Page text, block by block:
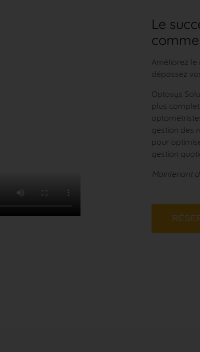
Le
Améliorez le
dépassez
Optosys
plus
gestion des
pour
gestion
Maintenant